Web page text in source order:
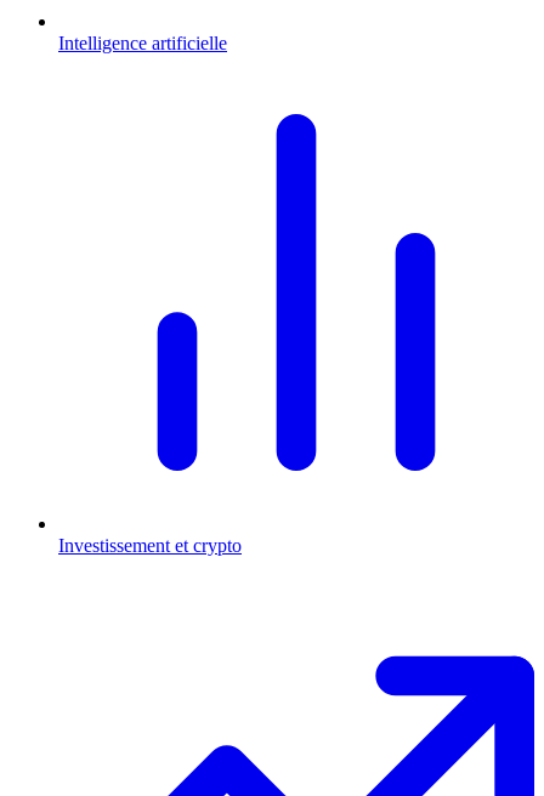
Intelligence artificielle
Investissement et crypto